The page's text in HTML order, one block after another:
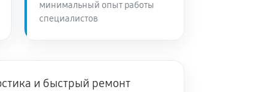
минимальный опыт работы
специалистов
и быстрый ремонт